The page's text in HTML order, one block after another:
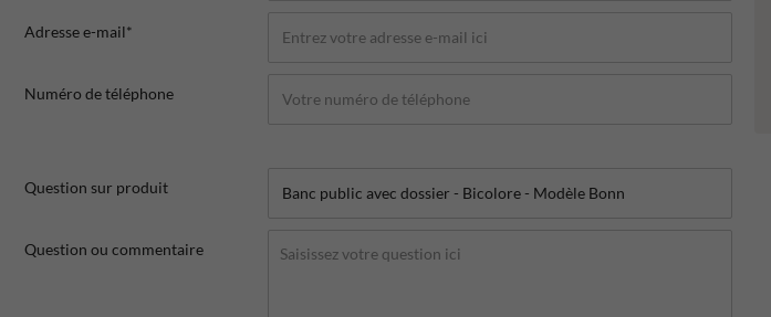
Adresse e-mail*
Numéro de téléphone
Question sur produit
Question ou commentaire